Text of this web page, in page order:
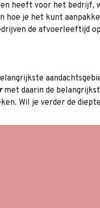
heeft voor het bedrijf,
hoe je het kunt
de afvoerleeftijd
met daarin de
Wil je verder de
langere